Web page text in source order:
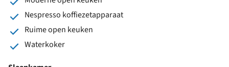
Nespresso koffiezetapparaat
Ruime open keuken
Waterkoker